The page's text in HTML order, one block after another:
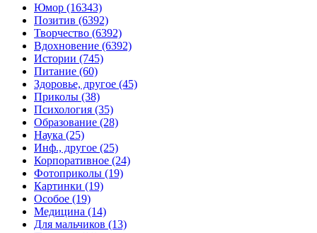
Юмор (16343)
Позитив (6392)
Творчество (6392)
Вдохновение (6392)
Истории (745)
Питание (60)
Здоровье, другое (45)
Приколы (38)
Психология (35)
Образование (28)
Наука (25)
Инф., другое (25)
Корпоративное (24)
Фотоприколы (19)
Картинки (19)
Особое (19)
Медицина (14)
Для мальчиков (13)